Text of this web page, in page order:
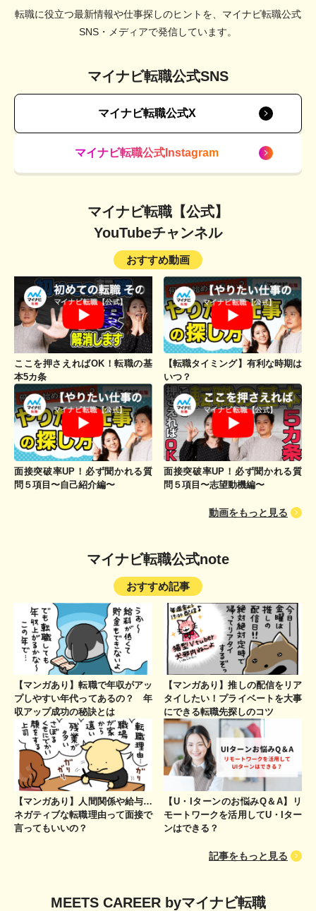
転職に役立つ最新情報や仕事探しのヒントを、マイナビ転職公式
SNS・メディアで発信しています。
マイナビ転職公式SNS
マイナビ転職公式X
マイナビ転職公式Instagram
マイナビ転職【公式】
YouTubeチャンネル
おすすめ動画
ここを押さえればOK！転職の基
本5カ条
【転職タイミング】有利な時期は
いつ？
面接突破率UP！必ず聞かれる質
問５項目〜自己紹介編〜
面接突破率UP！必ず聞かれる質
問５項目〜志望動機編〜
動画をもっと見る
マイナビ転職公式note
おすすめ記事
【マンガあり】転職で年収がアッ
プしやすい年代ってあるの？ 年
収アップ成功の秘訣とは
【マンガあり】推しの配信をリア
タイしたい！プライベートを大事
にできる転職先探しのコツ
【マンガあり】人間関係や給与…
ネガティブな転職理由って面接で
言ってもいいの？
【U・Iターンのお悩みQ＆A】リ
モートワークを活用してU・Iター
ンはできる？
記事をもっと見る
MEETS CAREER byマイナビ転職